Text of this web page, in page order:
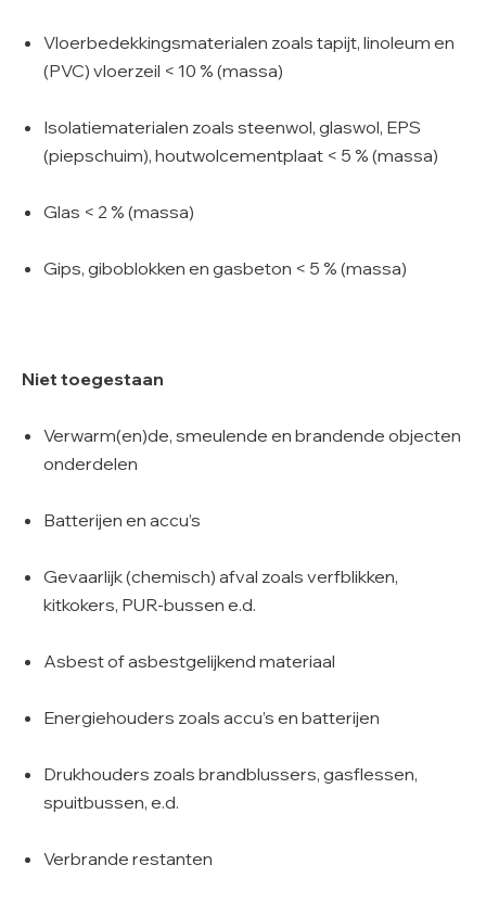
Vloerbedekkingsmaterialen zoals tapijt, linoleum en
(PVC) vloerzeil < 10 % (massa)
Isolatiematerialen zoals steenwol, glaswol, EPS
(piepschuim), houtwolcementplaat < 5 % (massa)
Glas < 2 % (massa)
Gips, giboblokken en gasbeton < 5 % (massa)
Niet toegestaan
Verwarm(en)de, smeulende en brandende objecten
onderdelen
Batterijen en accu’s
Gevaarlijk (chemisch) afval zoals verfblikken,
kitkokers, PUR-bussen e.d.
Asbest of asbestgelijkend materiaal
Energiehouders zoals accu’s en batterijen
Drukhouders zoals brandblussers, gasflessen,
spuitbussen, e.d.
Verbrande restanten